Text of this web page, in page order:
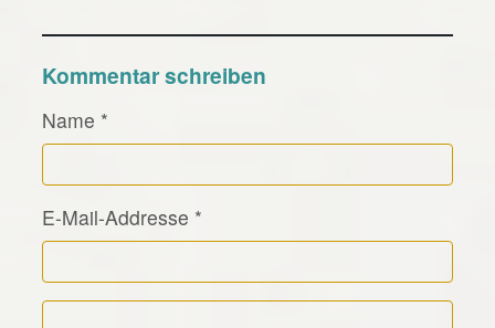
Kommentar schreiben
Name *
E-Mail-Addresse *
Kommentar Text